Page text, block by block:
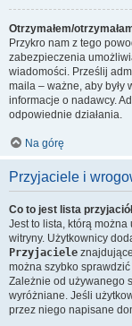
Otrzymałem/
Przykro nam z tego
zabezpieczenia
wiadomości. Prześlij
maila – ważne, aby były
informacje o nadawcy.
odpowiednie działania.
Na górę
Przyjaciele i
Co to jest lista
Jest to lista, którą
witryny. Użytkownicy
Przyjaciele
można szybko
Zależnie od używanego
wyróżniane. Jeśli
przez niego napisane